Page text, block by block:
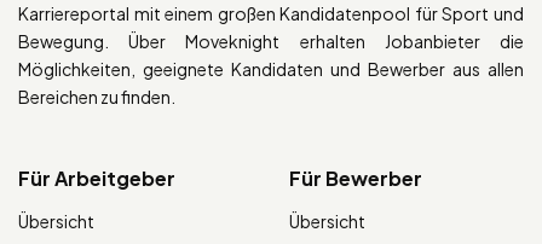
Karriereportal mit einem großen Kandidatenpool für Sport und
Bewegung. Über Moveknight erhalten Jobanbieter die
Möglichkeiten, geeignete Kandidaten und Bewerber aus allen
Bereichen zu finden.
Für Arbeitgeber
Übersicht
Für Bewerber
Übersicht